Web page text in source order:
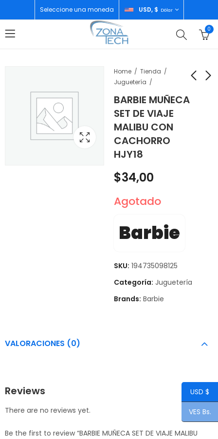
Seleccione una moneda USD, $ Dólar
0
Home
Tienda
Juguetería
BARBIE MUÑECA
SET DE VIAJE
MALIBU CON
CACHORRO
HJY18
SUEÑOS CON
ACCESORIOS HJV37
$70,99
CARROS A ESCALA
1/64 BASICOS
HKK40-N9COL
$2,99
$34,00
Agotado
Barbie
SKU: 194735098125
Categoría: Juguetería
Brands: Barbie
VALORACIONES (0)
Reviews
There are no reviews yet.
Be the first to review “BARBIE MUÑECA SET DE VIAJE MALIBU
USD $
VES Bs.